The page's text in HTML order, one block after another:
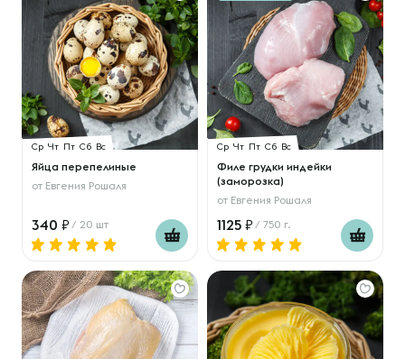
Ср Чт Пт Сб Вс
Яйца перепелиные
от Евгения Рошаля
340 / 20 шт
Ср Чт Пт Сб Вс
Филе грудки индейки
(заморозка)
от Евгения Рошаля
1125 / 750 г.